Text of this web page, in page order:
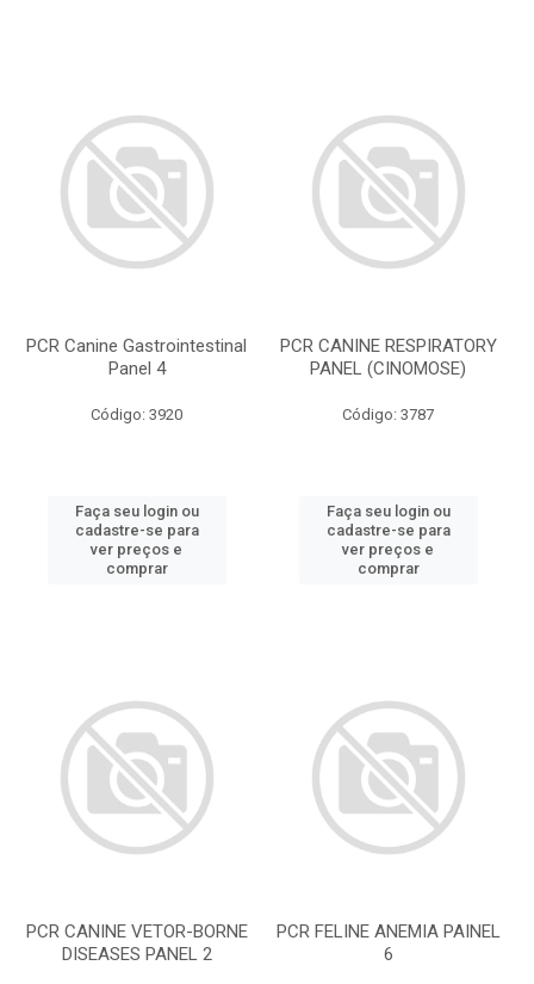
PCR Canine Gastrointestinal
Panel 4
Código: 3920
Faça seu login ou
cadastre-se para
ver preços e
comprar
PCR CANINE RESPIRATORY
PANEL (CINOMOSE)
Código: 3787
Faça seu login ou
cadastre-se para
ver preços e
comprar
PCR CANINE VETOR-BORNE
DISEASES PANEL 2
PCR FELINE ANEMIA PAINEL
6